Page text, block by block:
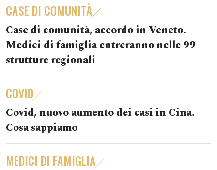
CASE DI COMUNITÀ
Case di comunità, accordo in Veneto.
Medici di famiglia entreranno nelle 99
strutture regionali
COVID
Covid, nuovo aumento dei casi in Cina.
Cosa sappiamo
MEDICI DI FAMIGLIA